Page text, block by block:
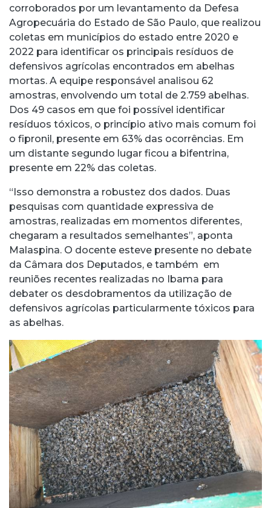
corroborados por um levantamento da Defesa
Agropecuária do Estado de São Paulo, que realizou
coletas em municípios do estado entre 2020 e
2022 para identificar os principais resíduos de
defensivos agrícolas encontrados em abelhas
mortas. A equipe responsável analisou 62
amostras, envolvendo um total de 2.759 abelhas.
Dos 49 casos em que foi possível identificar
resíduos tóxicos, o princípio ativo mais comum foi
o fipronil, presente em 63% das ocorrências. Em
um distante segundo lugar ficou a bifentrina,
presente em 22% das coletas.
“Isso demonstra a robustez dos dados. Duas
pesquisas com quantidade expressiva de
amostras, realizadas em momentos diferentes,
chegaram a resultados semelhantes”, aponta
Malaspina. O docente esteve presente no debate
da Câmara dos Deputados, e também em
reuniões recentes realizadas no Ibama para
debater os desdobramentos da utilização de
defensivos agrícolas particularmente tóxicos para
as abelhas.